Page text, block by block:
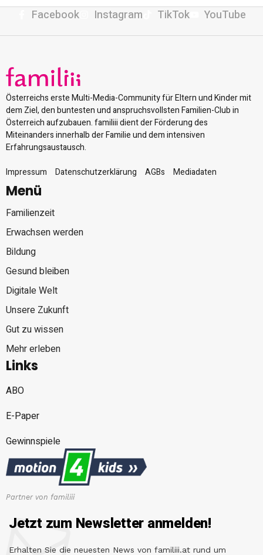
Facebook Instagram TikTok YouTube
Österreichs erste Multi-Media-Community für Eltern und Kinder mit
dem Ziel, den buntesten und anspruchsvollsten Familien-Club in
Österreich aufzubauen. familiii dient der Förderung des
Miteinanders innerhalb der Familie und dem intensiven
Erfahrungsaustausch.
Impressum
Datenschutzerklärung AGBs Mediadaten
Menü
Familienzeit
Erwachsen werden
Bildung
Gesund bleiben
Digitale Welt
Unsere Zukunft
Gut zu wissen
Mehr erleben
Links
ABO
E-Paper
Gewinnspiele
Partner von familiii
Jetzt zum Newsletter anmelden!
Erhalten Sie die neuesten News von familiii.at rund um